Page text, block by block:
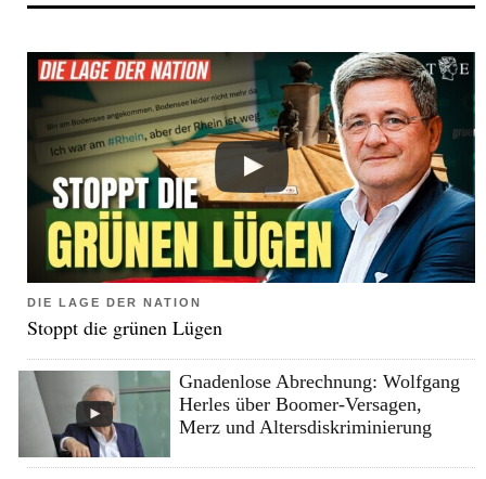
DIE LAGE DER NATION
Stoppt die grünen Lügen
Gnadenlose Abrechnung: Wolfgang
Herles über Boomer-Versagen,
Merz und Altersdiskriminierung